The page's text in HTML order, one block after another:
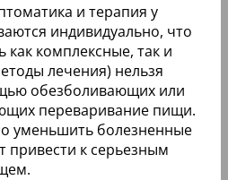
и терапия у
индивидуально, что
как комплексные, так и
лечения) нельзя
обезболивающих или
переваривание пищи.
уменьшить болезненные
к серьезным